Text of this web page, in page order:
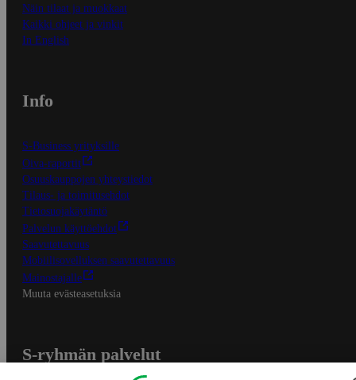
Näin tilaat ja muokkaat
Kaikki ohjeet ja vinkit
In English
Info
S-Business yrityksille
Oiva-raportit
Osuuskauppojen yhteystiedot
Tilaus- ja toimitusehdot
Tietosuojakäytäntö
Palvelun käyttöehdot
Saavutettavuus
Mobiilisovelluksen saavutettavuus
Mainostajalle
Muuta evästeasetuksia
S-ryhmän palvelut